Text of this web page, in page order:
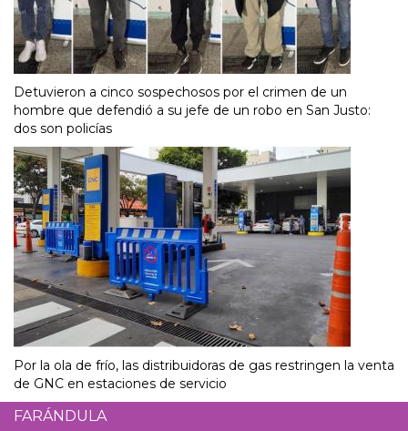
Detuvieron a cinco sospechosos por el crimen de un
hombre que defendió a su jefe de un robo en San Justo:
dos son policías
Por la ola de frío, las distribuidoras de gas restringen la venta
de GNC en estaciones de servicio
FARÁNDULA